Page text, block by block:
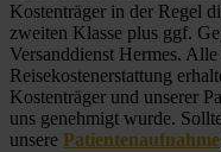
Kostenträger in der Regel
zweiten Klasse plus ggf.
Versanddienst Hermes.
Reisekostenerstattung
Kostenträger und unserer
uns genehmigt wurde.
unsere Patientenaufnahme